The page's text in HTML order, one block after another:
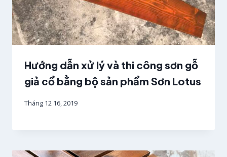
Hướng dẫn xử lý và thi công sơn gỗ
giả cổ bằng bộ sản phẩm Sơn Lotus
Tháng 12 16, 2019